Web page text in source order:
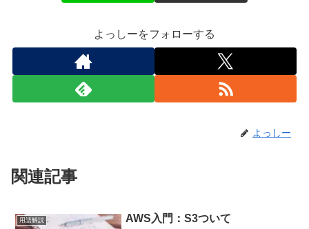
よっしーをフォローする
よっしー
関連記事
用語解説 AWS入門：S3ついて